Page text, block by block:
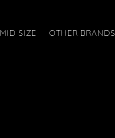
MID SIZE OTHER BRANDS